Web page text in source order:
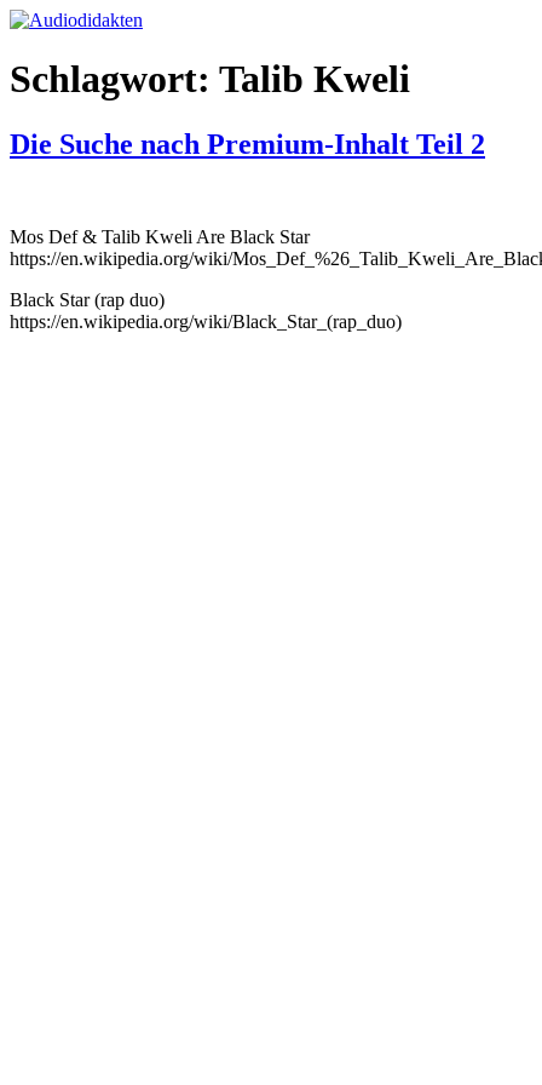
Zum
springen
Schlagwort: Talib Kweli
Die Suche nach Premium-Inhalt Teil 2
Mos Def & Talib Kweli Are Black Star
https://en.wikipedia.org/wiki/
Black Star (rap duo)
https://en.wikipedia.org/wiki/Black_Star_(rap_duo)